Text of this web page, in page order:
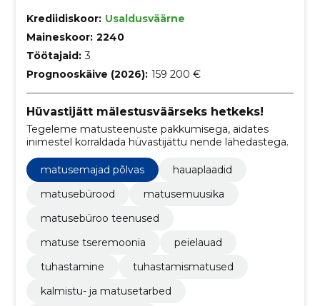
Krediidiskoor: Usaldusväärne
Maineskoor: 2240
Töötajaid: 3
Prognooskäive (2026): 159 200 €
Hüvastijätt mälestusväärseks hetkeks!
Tegeleme matusteenuste pakkumisega, aidates
inimestel korraldada hüvastijättu nende lähedastega.
matusemajad põlvas
hauaplaadid
matusebürood
matusemuusika
matusebüroo teenused
matuse tseremoonia
peielauad
tuhastamine
tuhastamismatused
kalmistu- ja matusetarbed